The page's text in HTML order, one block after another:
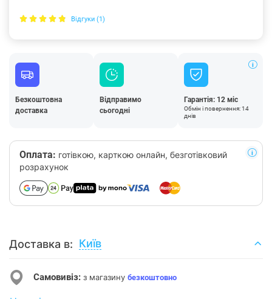
Відгуки (1)
Безкоштовна
доставка
Відправимо
сьогодні
Гарантія: 12 міс
Обмін і повернення: 14
днів
Оплата: готівкою, карткою онлайн, безготівковий
розрахунок
Доставка в: Київ
Самовивіз: з магазину безкоштовно